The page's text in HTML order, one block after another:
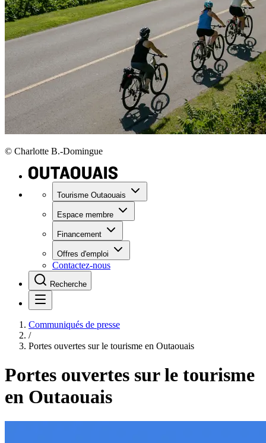
© Charlotte B.-Domingue
Tourisme Outaouais
Espace membre
Financement
Offres d'emploi
Contactez-nous
Recherche
Communiqués de presse
/
Portes ouvertes sur le tourisme en Outaouais
Portes ouvertes sur le tourisme
en Outaouais